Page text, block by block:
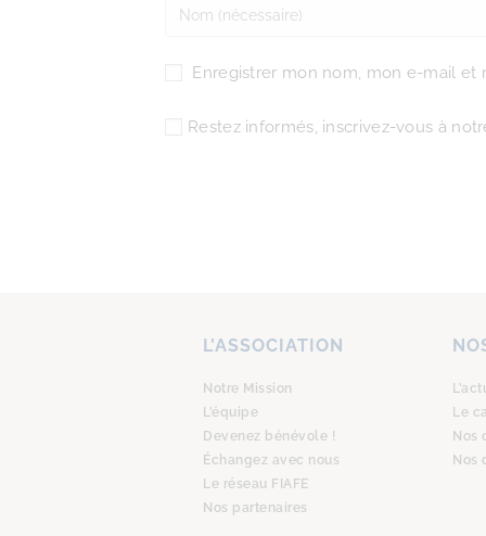
Enregistrer mon nom, mon e-mail et
Restez informés, inscrivez-vous à
L’ASSOCIATION
Notre Mission
L’équipe
Devenez bénévole !
Échangez avec nous
Le réseau FIAFE
Nos partenaires
Le
Nos
Nos